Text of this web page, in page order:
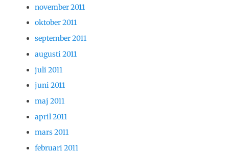
november 2011
oktober 2011
september 2011
augusti 2011
juli 2011
juni 2011
maj 2011
april 2011
mars 2011
februari 2011